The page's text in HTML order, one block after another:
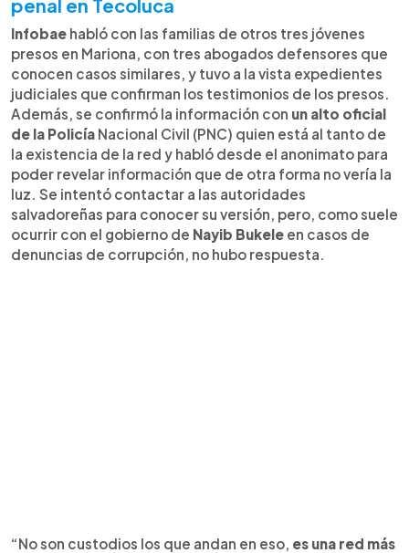
penal en Tecoluca
Infobae habló con las familias de otros tres jóvenes
presos en Mariona, con tres abogados defensores que
conocen casos similares, y tuvo a la vista expedientes
judiciales que confirman los testimonios de los presos.
Además, se confirmó la información con un alto oficial
de la Policía Nacional Civil (PNC) quien está al tanto de
la existencia de la red y habló desde el anonimato para
poder revelar información que de otra forma no vería la
luz. Se intentó contactar a las autoridades
salvadoreñas para conocer su versión, pero, como suele
ocurrir con el gobierno de Nayib Bukele en casos de
denuncias de corrupción, no hubo respuesta.
“No son custodios los que andan en eso, es una red más